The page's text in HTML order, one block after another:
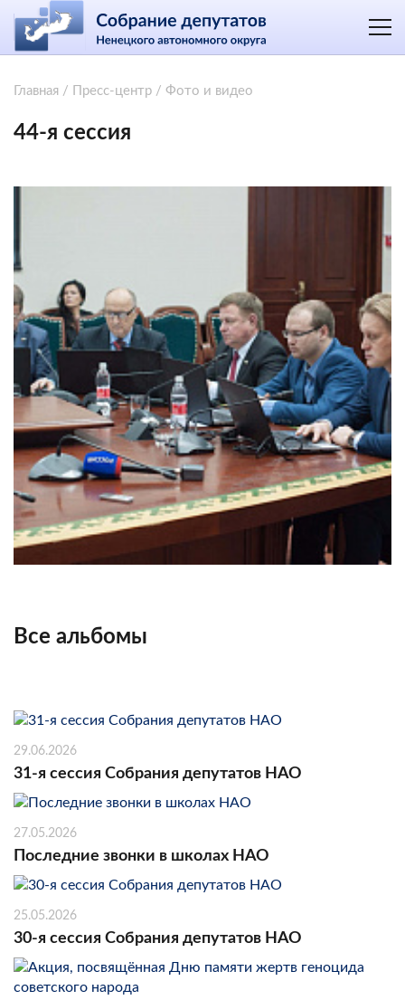
Главная / Пресс-центр / Фото и видео
44-я сессия
Все альбомы
29.06.2026
31-я сессия Собрания депутатов НАО
27.05.2026
Последние звонки в школах НАО
25.05.2026
30-я сессия Собрания депутатов НАО